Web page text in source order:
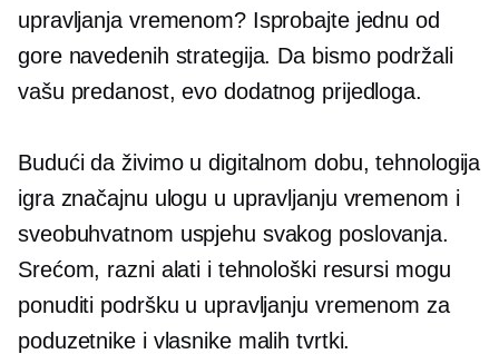
upravljanja vremenom? Isprobajte jednu od
gore navedenih strategija. Da bismo podržali
vašu predanost, evo dodatnog prijedloga.
Budući da živimo u digitalnom dobu, tehnologija
igra značajnu ulogu u upravljanju vremenom i
sveobuhvatnom uspjehu svakog poslovanja.
Srećom, razni alati i tehnološki resursi mogu
ponuditi podršku u upravljanju vremenom za
poduzetnike i vlasnike malih tvrtki.